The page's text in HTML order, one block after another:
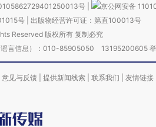
号
京公网安备
号| 出版物经营许可证：第直100013号
Reserved 版权所有 复制必究
谣言信息）：010-85905050 13195200605
意见与反馈 提供新闻线索 联系我们 友情链接